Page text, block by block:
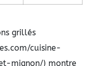
grillés
cuisine-
mignon/) montre